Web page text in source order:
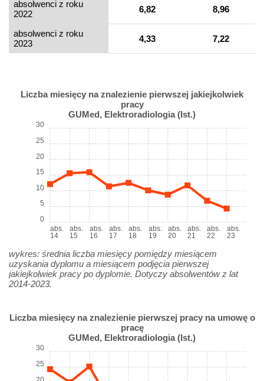
absolwenci z roku
2022
6,82 8,96
absolwenci z roku
2023
4,33 7,22
Liczba miesięcy na znalezienie pierwszej jakiejkolwiek
pracy
GUMed, Elektroradiologia (Ist.)
abs.
14
abs.
15
abs.
16
abs.
17
abs.
18
abs.
19
abs.
20
abs.
21
abs.
22
abs.
23
0
5
10
15
20
25
30
wykres: średnia liczba miesięcy pomiędzy miesiącem
uzyskania dyplomu a miesiącem podjęcia pierwszej
jakiejkolwiek pracy po dyplomie. Dotyczy absolwentów z lat
2014-2023.
Liczba miesięcy na znalezienie pierwszej pracy na umowę o
pracę
GUMed, Elektroradiologia (Ist.)
25
30